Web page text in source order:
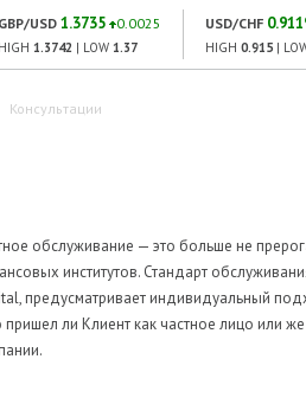
GBP/USD 1.3735 0.0025
HIGH 1.3742 | LOW 1.37
USD/CHF
HIGH 0.915 |
Консультации
обслуживание — это больше не
институтов. Стандарт
предусматривает индивидуальный
пришел ли Клиент как частное лицо или